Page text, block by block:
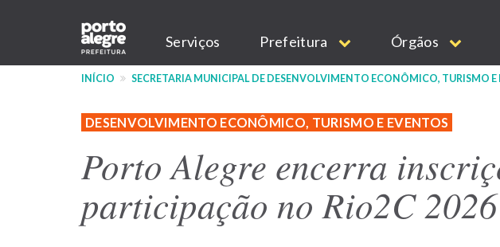
conteúdo
Main
navigation
Serviços Prefeitura Órgãos
INÍCIO SECRETARIA MUNICIPAL DE DESENVOLVIMENTO ECONÔMICO, TURISMO E
DESENVOLVIMENTO ECONÔMICO, TURISMO E EVENTOS
Porto Alegre encerra
participação no Rio2C 2026